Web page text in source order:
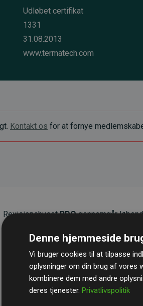
Udløbet certifikat
1331
31.08.2013
www.termatech.com
Kontakt os for at fornye
RevisionshusetBDOgennemgår
gennemsnit kompenserer for
200%
CO₂-udledninger .
Denne hjemmeside
Vi bruger cookies til at tilpasse
oplysninger om din brug af vores
kombinere dem med andre
deres tjenester. Privatlivspolitik